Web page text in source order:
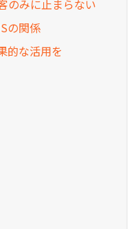
のみに止まらない
の関係
的な活用を